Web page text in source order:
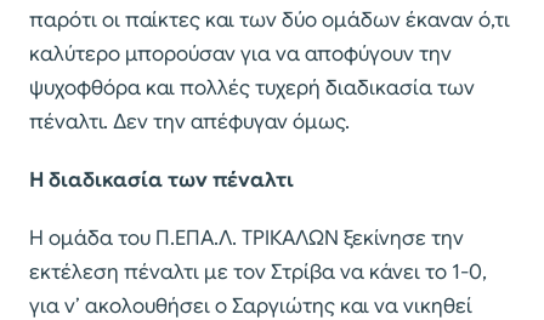
παρότι οι παίκτες και των δύο ομάδων έκαναν ό,τι
καλύτερο μπορούσαν για να αποφύγουν την
ψυχοφθόρα και πολλές τυχερή διαδικασία των
πέναλτι. Δεν την απέφυγαν όμως.
Η διαδικασία των πέναλτι
Η ομάδα του Π.ΕΠΑ.Λ. ΤΡΙΚΑΛΩΝ ξεκίνησε την
εκτέλεση πέναλτι με τον Στρίβα να κάνει το 1-0,
για ν’ ακολουθήσει ο Σαργιώτης και να νικηθεί